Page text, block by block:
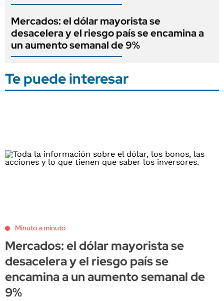
Mercados: el dólar mayorista se
desacelera y el riesgo país se encamina a
un aumento semanal de 9%
Te puede interesar
Minuto a minuto
Mercados: el dólar mayorista se
desacelera y el riesgo país se
encamina a un aumento semanal de
9%